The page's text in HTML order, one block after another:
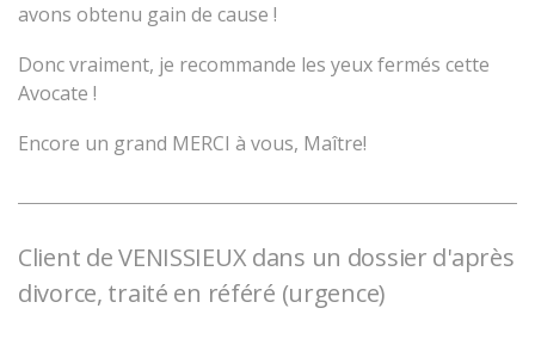
avons obtenu gain de cause !
Donc vraiment, je recommande les yeux fermés cette
Avocate !
Encore un grand MERCI à vous, Maître!
Client de VENISSIEUX dans un dossier d'après
divorce, traité en référé (urgence)